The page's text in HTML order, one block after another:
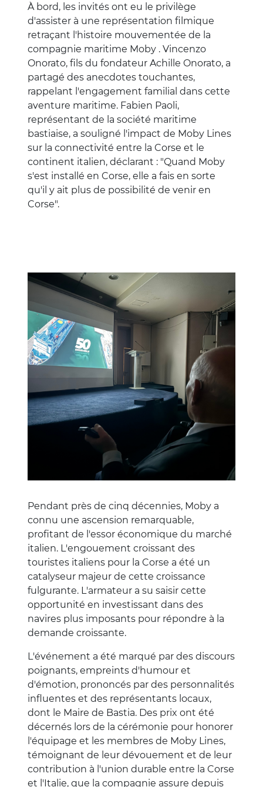
À bord, les invités ont eu le privilège
d'assister à une représentation filmique
retraçant l'histoire mouvementée de la
compagnie maritime Moby . Vincenzo
Onorato, fils du fondateur Achille Onorato, a
partagé des anecdotes touchantes,
rappelant l'engagement familial dans cette
aventure maritime. Fabien Paoli,
représentant de la société maritime
bastiaise, a souligné l'impact de Moby Lines
sur la connectivité entre la Corse et le
continent italien, déclarant : "Quand Moby
s'est installé en Corse, elle a fais en sorte
qu'il y ait plus de possibilité de venir en
Corse".
Image
Pendant près de cinq décennies, Moby a
connu une ascension remarquable,
profitant de l'essor économique du marché
italien. L'engouement croissant des
touristes italiens pour la Corse a été un
catalyseur majeur de cette croissance
fulgurante. L'armateur a su saisir cette
opportunité en investissant dans des
navires plus imposants pour répondre à la
demande croissante.
L'événement a été marqué par des discours
poignants, empreints d'humour et
d'émotion, prononcés par des personnalités
influentes et des représentants locaux,
dont le Maire de Bastia. Des prix ont été
décernés lors de la cérémonie pour honorer
l'équipage et les membres de Moby Lines,
témoignant de leur dévouement et de leur
contribution à l'union durable entre la Corse
et l'Italie, que la compagnie assure depuis